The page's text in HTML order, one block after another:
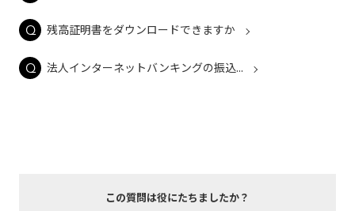
残高証明書をダウンロードできますか
法人インターネットバンキングの振込...
この質問は役にたちましたか？